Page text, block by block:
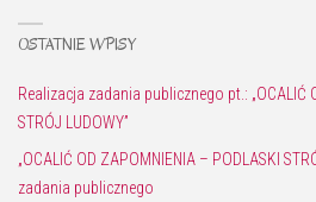
OSTATNIE WPISY
Realizacja zadania publicznego pt.: „OCALIĆ
STRÓJ LUDOWY”
„OCALIĆ OD ZAPOMNIENIA – PODLASKI
zadania publicznego